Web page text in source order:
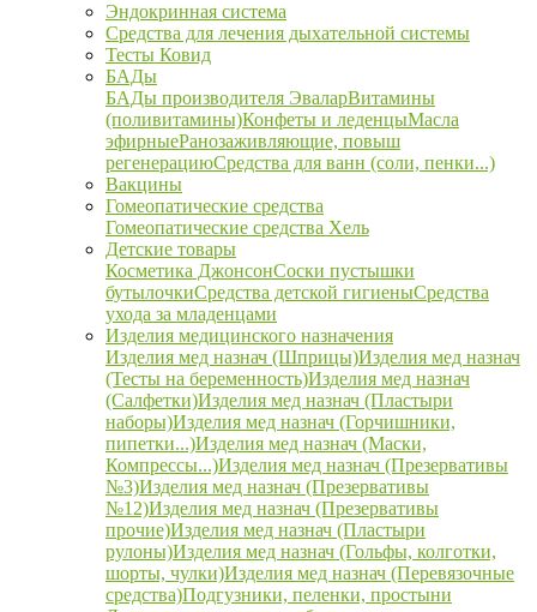
Эндокринная система
Средства для лечения дыхательной системы
Тесты Ковид
БАДы
БАДы производителя ЭваларВитамины
(поливитамины)Конфеты и леденцыМасла
эфирныеРанозаживляющие, повыш
регенерациюСредства для ванн (соли, пенки...)
Вакцины
Гомеопатические средства
Гомеопатические средства Хель
Детские товары
Косметика ДжонсонСоски пустышки
бутылочкиСредства детской гигиеныСредства
ухода за младенцами
Изделия медицинского назначения
Изделия мед назнач (Шприцы)Изделия мед назнач
(Тесты на беременность)Изделия мед назнач
(Салфетки)Изделия мед назнач (Пластыри
наборы)Изделия мед назнач (Горчишники,
пипетки...)Изделия мед назнач (Маски,
Компрессы...)Изделия мед назнач (Презервативы
№3)Изделия мед назнач (Презервативы
№12)Изделия мед назнач (Презервативы
прочие)Изделия мед назнач (Пластыри
рулоны)Изделия мед назнач (Гольфы, колготки,
шорты, чулки)Изделия мед назнач (Перевязочные
средства)Подгузники, пеленки, простыни